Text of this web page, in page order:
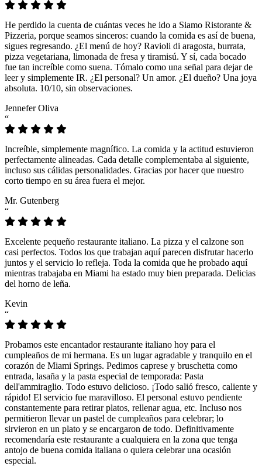
He perdido la cuenta de cuántas veces he ido a Siamo Ristorante &
Pizzeria, porque seamos sinceros: cuando la comida es así de buena,
sigues regresando. ¿El menú de hoy? Ravioli di aragosta, burrata,
pizza vegetariana, limonada de fresa y tiramisú. Y sí, cada bocado
fue tan increíble como suena. Tómalo como una señal para dejar de
leer y simplemente IR. ¿El personal? Un amor. ¿El dueño? Una joya
absoluta. 10/10, sin observaciones.
Jennefer Oliva
“
Increíble, simplemente magnífico. La comida y la actitud estuvieron
perfectamente alineadas. Cada detalle complementaba al siguiente,
incluso sus cálidas personalidades. Gracias por hacer que nuestro
corto tiempo en su área fuera el mejor.
Mr. Gutenberg
“
Excelente pequeño restaurante italiano. La pizza y el calzone son
casi perfectos. Todos los que trabajan aquí parecen disfrutar hacerlo
juntos y el servicio lo refleja. Toda la comida que he probado aquí
mientras trabajaba en Miami ha estado muy bien preparada. Delicias
del horno de leña.
Kevin
“
Probamos este encantador restaurante italiano hoy para el
cumpleaños de mi hermana. Es un lugar agradable y tranquilo en el
corazón de Miami Springs. Pedimos caprese y bruschetta como
entrada, lasaña y la pasta especial de temporada: Pasta
dell'ammiraglio. Todo estuvo delicioso. ¡Todo salió fresco, caliente y
rápido! El servicio fue maravilloso. El personal estuvo pendiente
constantemente para retirar platos, rellenar agua, etc. Incluso nos
permitieron llevar un pastel de cumpleaños para celebrar; lo
sirvieron en un plato y se encargaron de todo. Definitivamente
recomendaría este restaurante a cualquiera en la zona que tenga
antojo de buena comida italiana o quiera celebrar una ocasión
especial.